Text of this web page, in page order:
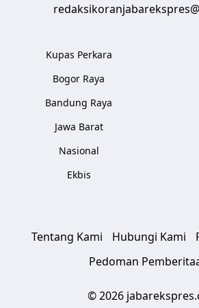
Kupas Perkara
Bogor Raya
Bandung Raya
Jawa Barat
Nasional
Ekbis
Tentang Kami Hubungi Kami
Pedoman
© 2026